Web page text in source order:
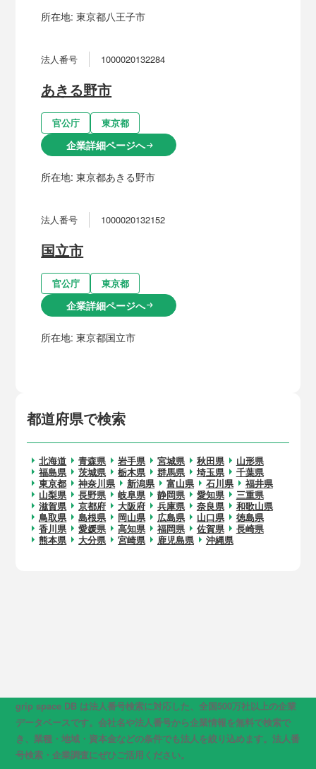
都道府県で検索
北海道 青森県 岩手県 宮城県 秋田県
山形県
福島県
茨城県 栃木県 群馬県 埼玉県
千葉県
東京都
神奈川県 新潟県 富山県 石川県
福井県
山梨県
長野県 岐阜県 静岡県 愛知県
三重県
滋賀県
京都府 大阪府 兵庫県 奈良県
和歌山県
鳥取県
島根県 岡山県 広島県 山口県
徳島県
香川県
愛媛県 高知県 福岡県 佐賀県
長崎県
熊本県
大分県 宮崎県 鹿児島県 沖縄県
所在地:東京都八王子市
法人番号 1000020132284
あきる野市
官公庁 東京都
企業詳細ページへarrow_right_alt
所在地:東京都あきる野市
法人番号 1000020132152
国立市
官公庁 東京都
企業詳細ページへarrow_right_alt
所在地:東京都国立市
grip space DB は法人番号検索に対応した、全国500万社以上の企業
データベースです。会社名や法人番号から企業情報を無料で検索で
き、業種・地域・資本金などの条件でも法人を絞り込めます。法人番
号検索・企業調査にぜひご活用ください。